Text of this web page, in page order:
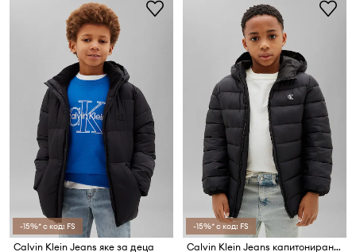
-15%* с код: FS
Calvin Klein Jeans яке за деца
-15%* с код: FS
Calvin Klein Jeans капитонирано яке за деца